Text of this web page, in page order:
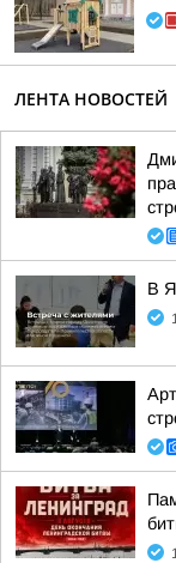
ЛЕНТА НОВОСТЕЙ
В